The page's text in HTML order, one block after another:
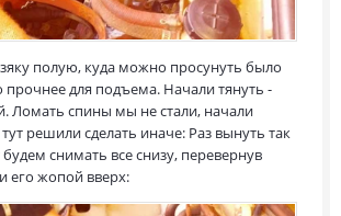
полую, куда можно просунуть было
прочнее для подъема. Начали тянуть -
Ломать спины мы не стали, начали
решили сделать иначе: Раз вынуть так
снимать все снизу, перевернув
его жопой вверх: